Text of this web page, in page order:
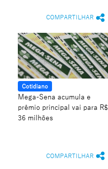
COMPARTILHAR
Cotidiano
Mega-Sena acumula e
prêmio principal vai para R$
36 milhões
COMPARTILHAR